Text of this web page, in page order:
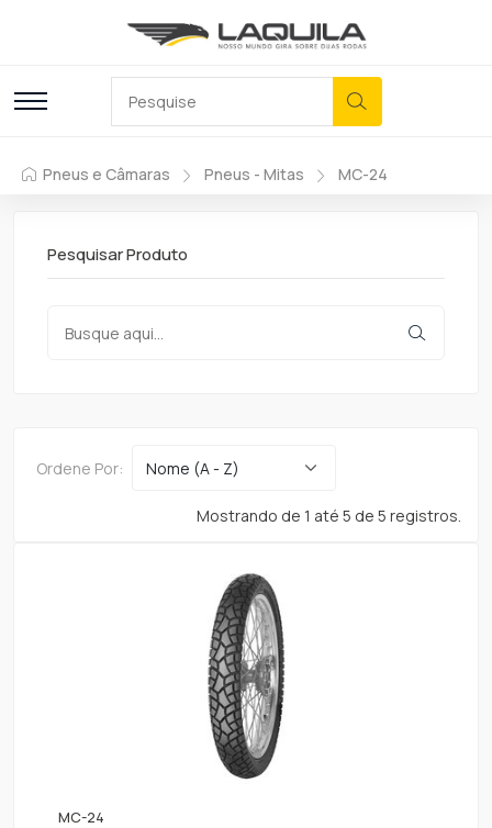
Pneus e Câmaras Pneus - Mitas MC-24
Pesquisar Produto
Ordene Por:
Mostrando de 1 até 5 de 5 registros.
MC-24